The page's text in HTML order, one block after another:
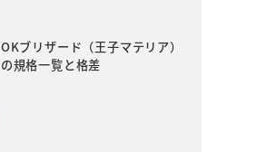
OKブリザード（王子マテリア）
の規格一覧と格差